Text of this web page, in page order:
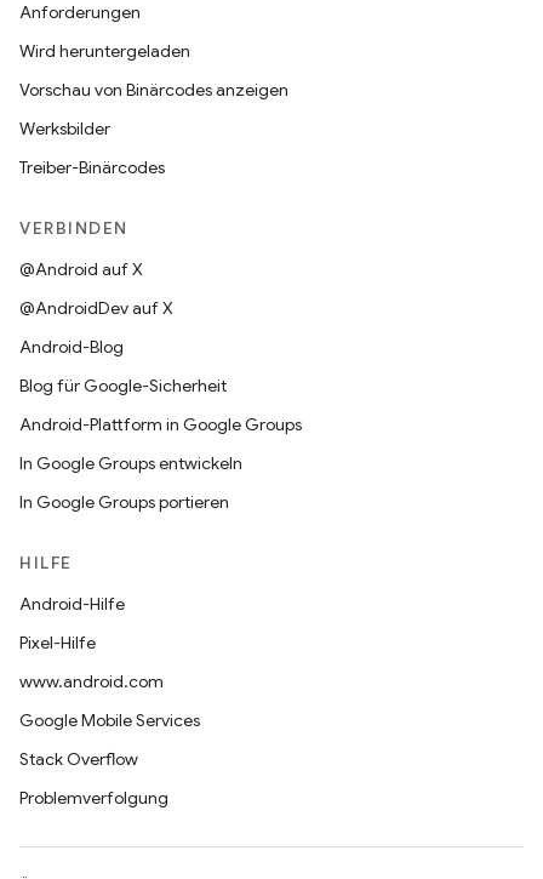
Anforderungen
Wird heruntergeladen
Vorschau von Binärcodes anzeigen
Werksbilder
Treiber-Binärcodes
VERBINDEN
@Android auf X
@AndroidDev auf X
Android-Blog
Blog für Google-Sicherheit
Android-Plattform in Google Groups
In Google Groups entwickeln
In Google Groups portieren
HILFE
Android-Hilfe
Pixel-Hilfe
www.android.com
Google Mobile Services
Stack Overflow
Problemverfolgung